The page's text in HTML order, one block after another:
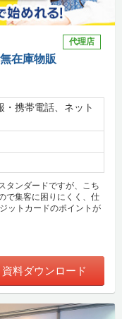
代理店
在庫物販
・携帯電話、ネット
タンダードですが、こち
で集客に困りにくく、仕
ットカードのポイントが
資料ダウンロード